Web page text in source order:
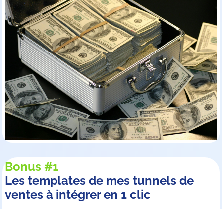
Bonus #1
Les templates de mes tunnels de
ventes à intégrer en 1 clic